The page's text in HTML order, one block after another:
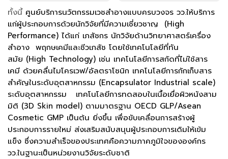
ทั้งนี้ ศูนย์บริการนวัตกรรมเวชสำอางแบบครบวงจร วว.ให้บริการ
แก่ผู้ประกอบการด้วยนักวิจัยที่มีความเชี่ยวชาญ (High
Performance) ได้แก่ เภสัชกร นักวิจัยด้านวิทยาศาสตร์เครื่อง
สำอาง พฤกษเคมีและชีวเภสัช โดยใช้เทคโนโลยีที่ทัน
สมัย (High Technology) เช่น เทคโนโลยีการสกัดที่ไม่ใช้สาร
เคมี ด้วยคลื่นไมโครเวฟ/อัลตราโซนิก เทคโนโลยีการกักเก็บสาร
สำคัญในระดับอุตสาหกรรม (Encapsulator Industrial scale)
ระดับอุตสาหกรรม เทคโนโลยีการทดสอบในเนื้อเยื่อผิวหนังสาม
มิติ (3D Skin model) ตามมาตรฐาน OECD GLP/Asean
Cosmetic GMP เป็นต้น ยิ่งขึ้น เพื่อขับเคลื่อนการสร้างผู้
ประกอบการรายใหม่ ส่งเสริมสนับสนุนผู้ประกอบการเดิมให้เข้ม
แข็ง ซึ่งความสำเร็จของประเทศคือความภาคภูมิใจขององค์กร
วว.ในฐานะเป็นหน่วยงานวิจัยระดับชาติ